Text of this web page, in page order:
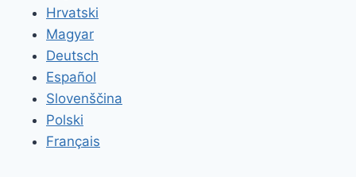
Hrvatski
Magyar
Deutsch
Español
Slovenščina
Polski
Français